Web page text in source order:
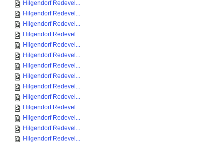
Hilgendorf Redevel...
Hilgendorf Redevel...
Hilgendorf Redevel...
Hilgendorf Redevel...
Hilgendorf Redevel...
Hilgendorf Redevel...
Hilgendorf Redevel...
Hilgendorf Redevel...
Hilgendorf Redevel...
Hilgendorf Redevel...
Hilgendorf Redevel...
Hilgendorf Redevel...
Hilgendorf Redevel...
Hilgendorf Redevel...